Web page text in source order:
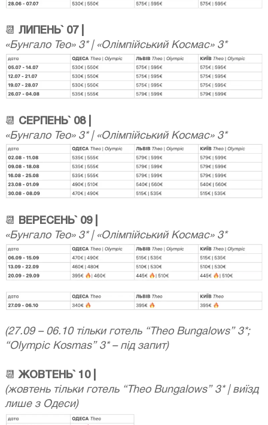
📆 ЛИПЕНЬ` 07 |
«Бунгало Тео» 3* | «Олімпійський Космас» 3*
📆 СЕРПЕНЬ` 08 |
«Бунгало Тео» 3* | «Олімпійський Космас» 3*
📆 ВЕРЕСЕНЬ` 09 |
«Бунгало Тео» 3* | «Олімпійський Космас» 3*
(27.09 – 06.10 тільки готель “Theo Bungalows” 3*;
“Olympic Kosmas” 3* – під запит)
📆ЖОВТЕНЬ` 10 |
(жовтень тільки готель “Theo Bungalows” 3* | виїзд
лише з Одеси)